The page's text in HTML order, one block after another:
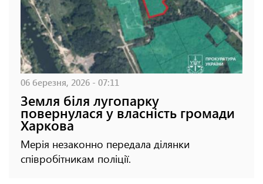
06 березня, 2026 - 07:11
Земля біля лугопарку
повернулася у власність громади
Харкова
Мерія незаконно передала ділянки
співробітникам поліції.